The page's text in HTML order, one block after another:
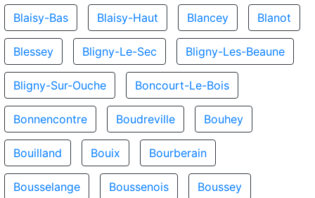
Blaisy-Bas Blaisy-Haut Blancey Blanot
Blessey Bligny-Le-Sec Bligny-Les-Beaune
Bligny-Sur-Ouche Boncourt-Le-Bois
Bonnencontre Boudreville Bouhey
Bouilland Bouix Bourberain
Bousselange Boussenois Boussey